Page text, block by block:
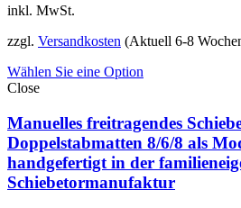
inkl. MwSt.
zzgl. Versandkosten (Aktuell 6-8
Wählen Sie eine Option
Close
Manuelles freitragendes
Doppelstabmatten 8/6/8 als
handgefertigt in der
Schiebetormanufaktur